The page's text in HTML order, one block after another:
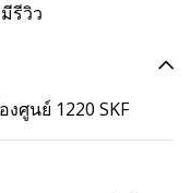
รีวิว
ศูนย์ 1220 SKF